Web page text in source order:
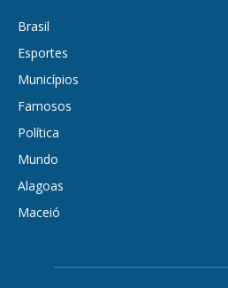
Brasil
Esportes
Municípios
Famosos
Política
Mundo
Alagoas
Maceió